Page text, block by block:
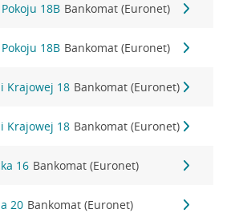
18B Bankomat (Euronet)
18B Bankomat (Euronet)
Krajowej 18 Bankomat (Euronet)
Krajowej 18 Bankomat (Euronet)
16 Bankomat (Euronet)
20 Bankomat (Euronet)